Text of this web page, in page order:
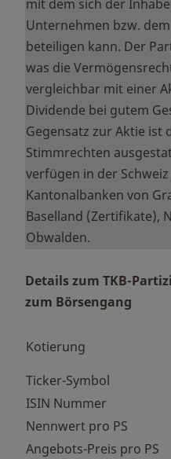
mit dem sich der
Unternehmen bzw.
beteiligen kann. Der
was die
vergleichbar mit einer
Dividende bei gutem
Gegensatz zur Aktie ist
Stimmrechten
verfügen in der
Kantonalbanken von
Baselland (Zertifikate),
Obwalden.
Details zum TKB-
zum Börsengang
Kotierung
Ticker-Symbol
ISIN Nummer
Nennwert pro PS
Angebots-Preis pro PS